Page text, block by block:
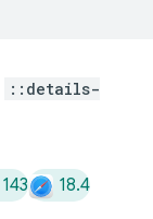
::details-
143 18.4